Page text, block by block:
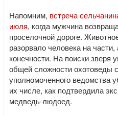
Напомним, встреча
июля, когда мужчина
проселочной дороге.
разорвало человека на
конечности. На поиски зверя
общей сложности охотоведы
уполномоченного ведомства
их числе, как подтвердила
медведь-людоед.